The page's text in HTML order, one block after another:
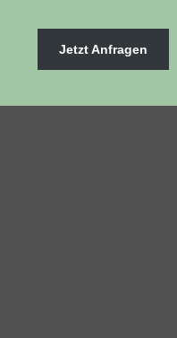
Jetzt Anfragen